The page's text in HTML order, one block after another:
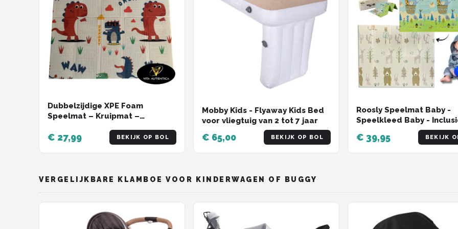
Dubbelzijdige XPE Foam
Speelmat – Kruipmat –
Opvouwbaar – 120x120 cm –
Dino’s en Bosdieren
€ 27,99 BEKIJK OP BOL
Mobby Kids - Flyaway Kids Bed
voor vliegtuig van 2 tot 7 jaar
€ 65,00 BEKIJK OP BOL
Roosly Speelmat Baby -
Speelkleed Baby -
Opbergtas - babygym -
Dubbelzijdig en
Foam XPE 180 x 200 cm -
€ 39,95 BEKIJK
VERGELIJKBARE KLAMBOE VOOR KINDERWAGEN OF BUGGY